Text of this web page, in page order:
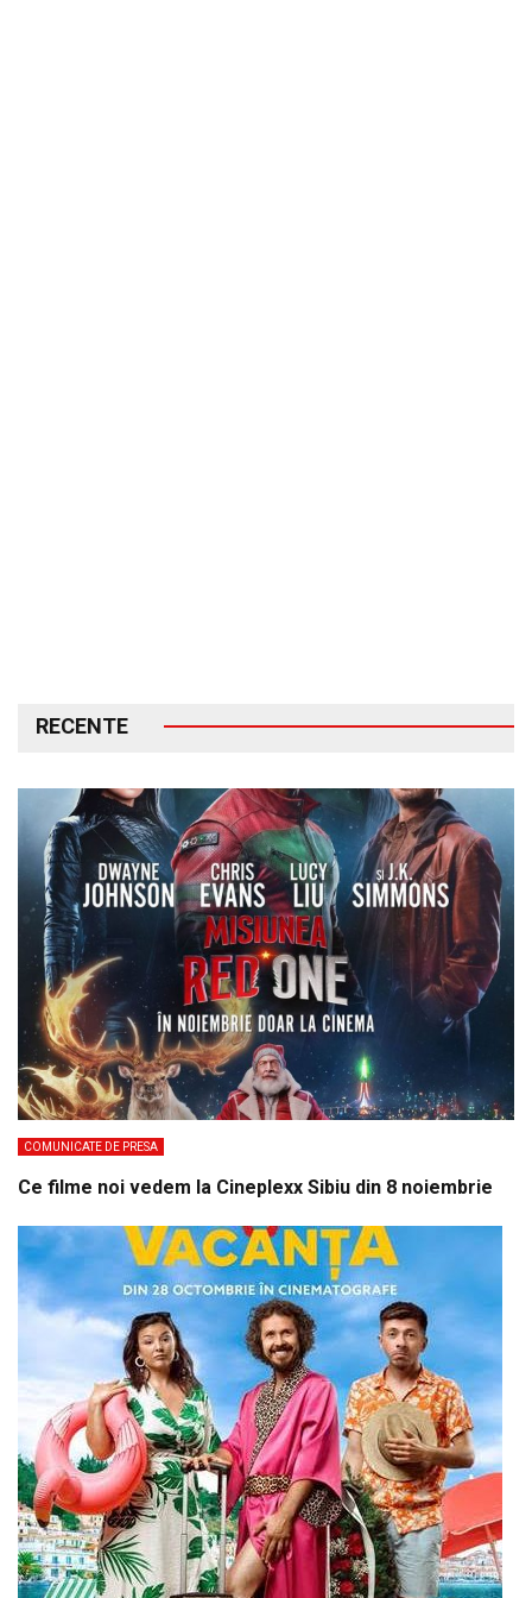
RECENTE
COMUNICATE DE PRESA
Ce filme noi vedem la Cineplexx Sibiu din 8 noiembrie